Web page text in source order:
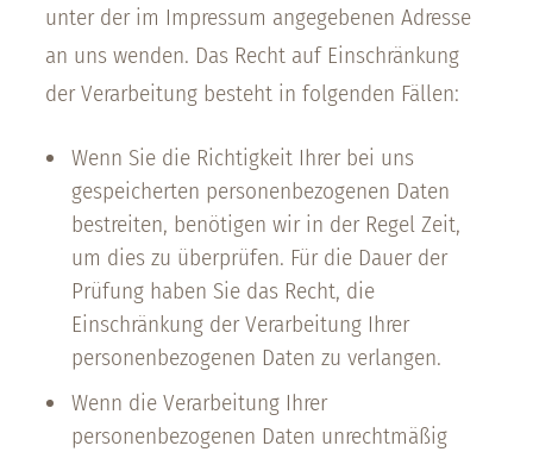
unter der im Impressum angegebenen Adresse
an uns wenden. Das Recht auf Einschränkung
der Verarbeitung besteht in folgenden Fällen:
Wenn Sie die Richtigkeit Ihrer bei uns
gespeicherten personenbezogenen Daten
bestreiten, benötigen wir in der Regel Zeit,
um dies zu überprüfen. Für die Dauer der
Prüfung haben Sie das Recht, die
Einschränkung der Verarbeitung Ihrer
personenbezogenen Daten zu verlangen.
Wenn die Verarbeitung Ihrer
personenbezogenen Daten unrechtmäßig